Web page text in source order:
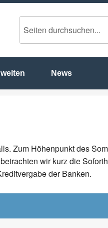
News
Zum Höhenpunkt des
wir kurz die
der Banken.